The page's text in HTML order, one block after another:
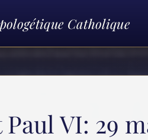
Catholique
VI: 29